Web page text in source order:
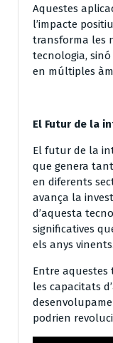
Aquestes
l’impacte
transforma les
tecnologia,
en múltiples
El Futur de la
El futur de la
que genera
en diferents
avança la
d’aquesta
significatives
els anys vinents.
Entre aquestes
les capacitats
podrien